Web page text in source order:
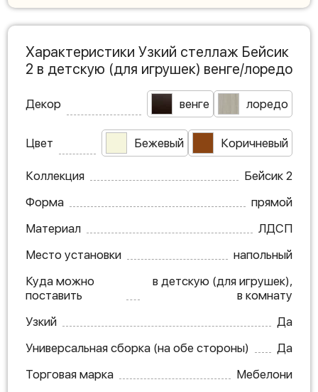
Характеристики Узкий стеллаж Бейсик
2 в детскую (для игрушек) венге/лоредо
Декор венге лоредо
Цвет Бежевый Коричневый
Коллекция
Бейсик 2
Форма
прямой
Материал
ЛДСП
Место установки
напольный
Куда можно
поставить
в детскую (для игрушек),
в комнату
Узкий
Да
Универсальная сборка (на обе стороны)
Да
Торговая марка
Мебелони